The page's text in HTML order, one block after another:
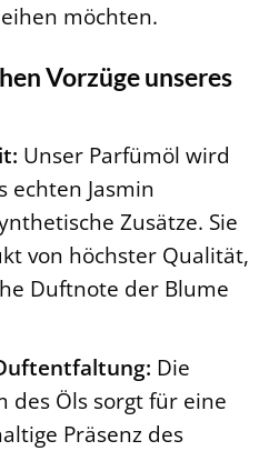
möchten.
Vorzüge unseres
Unser Parfümöl wird
echten Jasmin
Zusätze. Sie
von höchster Qualität,
Duftnote der Blume
Die
des Öls sorgt für eine
Präsenz des